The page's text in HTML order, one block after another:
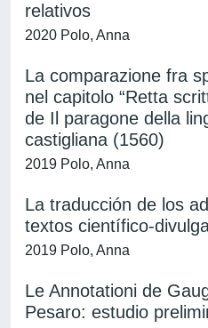
relativos
2020 Polo, Anna
La comparazione fra
nel capitolo “Retta
de Il paragone della
castigliana (1560)
2019 Polo, Anna
La traducción de los
textos científico-
2019 Polo, Anna
Le Annotationi de
Pesaro: estudio